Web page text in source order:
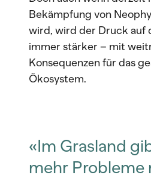
Bekämpfung von
wird, wird der Druck auf
immer stärker – mit
Konsequenzen für das
Ökosystem.
«Im Grasland
mehr Probleme